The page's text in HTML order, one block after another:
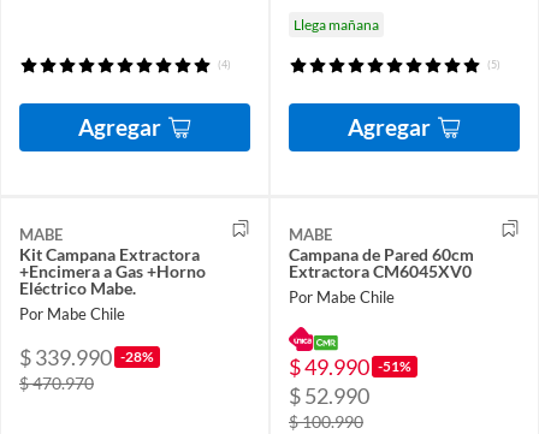
(4)
Agregar
Llega mañana
(5)
Agregar
MABE
Kit Campana Extractora
+Encimera a Gas +Horno
Eléctrico Mabe.
Por Mabe Chile
$ 339.990 -28%
$ 470.970
MABE
Campana de Pared 60cm
Extractora CM6045XV0
Por Mabe Chile
$ 49.990 -51%
$ 52.990
$ 100.990